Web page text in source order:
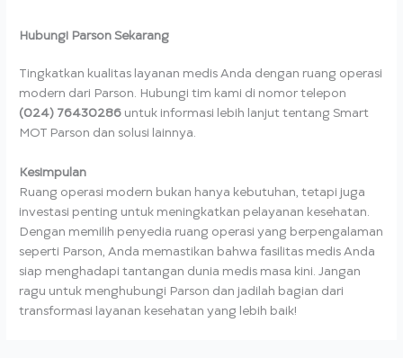
Hubungi Parson Sekarang
Tingkatkan kualitas layanan medis Anda dengan ruang operasi
modern dari Parson. Hubungi tim kami di nomor telepon
(024) 76430286 untuk informasi lebih lanjut tentang Smart
MOT Parson dan solusi lainnya.
Kesimpulan
Ruang operasi modern bukan hanya kebutuhan, tetapi juga
investasi penting untuk meningkatkan pelayanan kesehatan.
Dengan memilih penyedia ruang operasi yang berpengalaman
seperti Parson, Anda memastikan bahwa fasilitas medis Anda
siap menghadapi tantangan dunia medis masa kini. Jangan
ragu untuk menghubungi Parson dan jadilah bagian dari
transformasi layanan kesehatan yang lebih baik!